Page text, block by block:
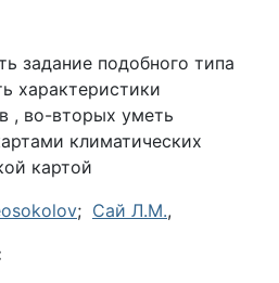
задание подобного типа
характеристики
, во-вторых уметь
климатических
картой
; Сай Л.М.,